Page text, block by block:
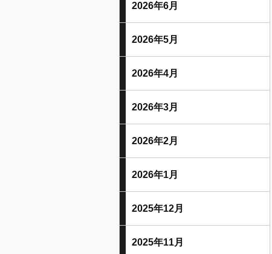
2026年6月
2026年5月
2026年4月
2026年3月
2026年2月
2026年1月
2025年12月
2025年11月